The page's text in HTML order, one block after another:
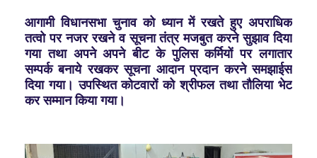
आगामी विधानसभा चुनाव को ध्यान में रखते हुए अपराधिक
तत्वो पर नजर रखने व सूचना तंत्र मजबुत करने सुझाव दिया
गया तथा अपने अपने बीट के पुलिस कर्मियों पर लगातार
सम्पर्क बनाये रखकर सूचना आदान प्रदान करने समझाईस
दिया गया। उपस्थित कोटवारों को श्रीफल तथा तौलिया भेट
कर सम्मान किया गया।